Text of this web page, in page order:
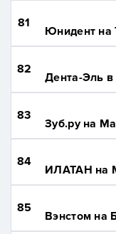
81
Юнидент на
82
Дента-Эль
83
Зуб.ру на
84
ИЛАТАН на
85
Вэнстом на